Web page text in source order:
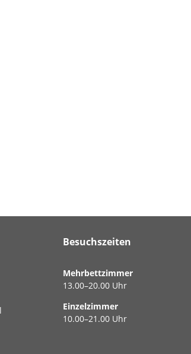
Besuchszeiten
Mehrbettzimmer
13.00–20.00 Uhr
Einzelzimmer
10.00–21.00 Uhr